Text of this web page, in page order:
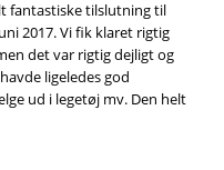
fantastiske tilslutning til
2017. Vi fik klaret rigtig
det var rigtig dejligt og
ligeledes god
ud i legetøj mv. Den helt